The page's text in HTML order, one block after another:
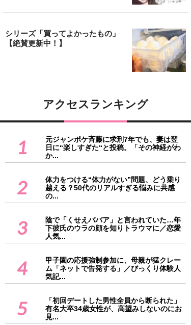
シリーズ「買ってよかったもの」
【絶賛更新中！】
アクセスランキング
1
元ジャンポケ斉藤に求刑7年でも、妻は翌
日に“楽しすぎた“と投稿。「その神経がわ
か...
2
体力をつける“体力がない”問題、どう乗り
越える？50代のリアルすぎる悩みに共感
の...
3
陰で「くせえババア」と言われていた…年
下彼氏のウラの顔を知りトラウマに／恋愛
人気...
4
甲子園の応援強制参加に、母親が猛クレー
ム「ネットで告発する」／びっくり体験人
気記...
5
「初回デートした男性全員から断られた」
有名大卒34歳女性が、高望みしないのにお
見...